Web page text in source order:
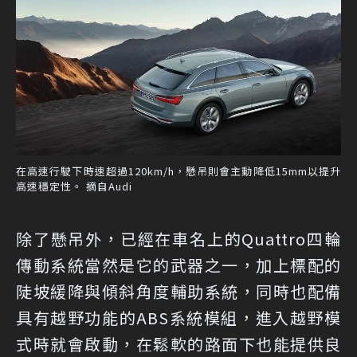
在高速行駛下時速超過120km/h，懸吊則會主動降低15mm以提升
高速穩定性。 摘自Audi
除了懸吊外，已經在車名上的Quattro四輪
傳動系統當然是它的武器之一，加上標配的
陡坡緩降與傾斜角度輔助系統，同時也配備
具有越野功能的ABS系統模組，進入越野模
式時就會啟動，在鬆軟的路面下也能提供良